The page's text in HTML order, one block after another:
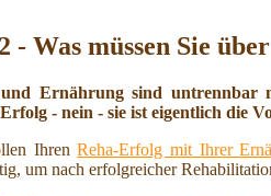
Was müssen Sie
Ernährung sind
- nein - sie ist eigentlich die
IhrenReha-Erfolg mit Ihrer
um nach erfolgreicher